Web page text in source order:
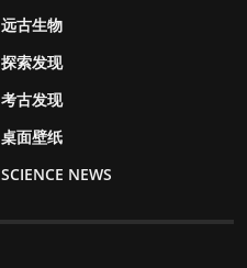
远古生物
探索发现
考古发现
桌面壁纸
SCIENCE NEWS